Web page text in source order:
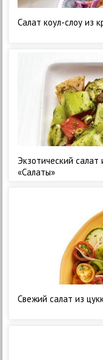
Салат коул-слоу из
Экзотический
«Салаты»
Свежий салат из